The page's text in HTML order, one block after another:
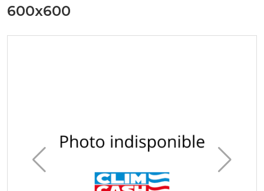
600x600